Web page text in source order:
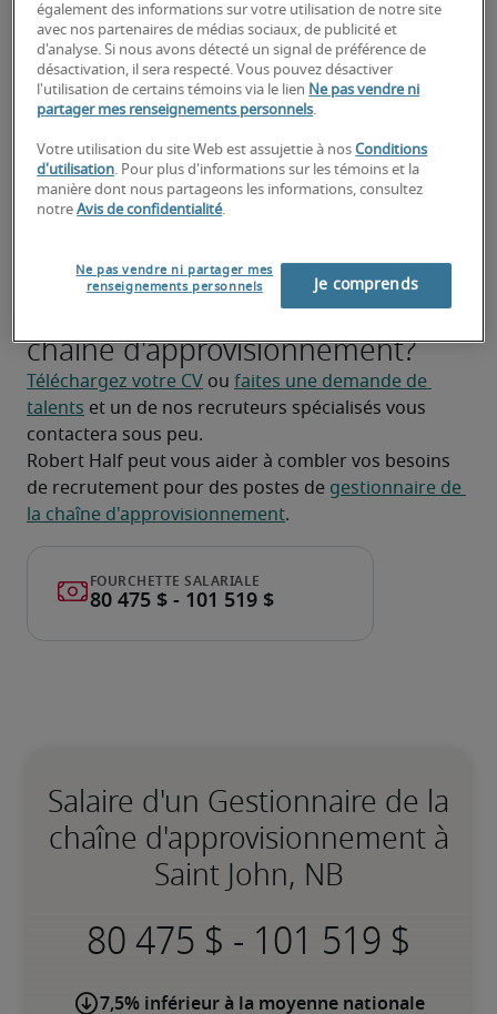
Gérez les niveaux de stock pour équilibrer
l'offre et la demande.
Élaborer des plans d'urgence en cas de
perturbations de la chaîne
À la recherche d'un gestionnaire
d'approvisionnement ou d'un
poste de gestionnaire de la
chaîne d'approvisionnement?
Téléchargez votre CV ou faites une demande de
talents et un de nos recruteurs spécialisés vous
contactera sous peu.
Robert Half peut vous aider à combler vos besoins
de recrutement pour des postes de gestionnaire de
la chaîne d'approvisionnement.
Salaire d'un Gestionnaire de la
chaîne d'approvisionnement à
Saint John, NB
-
7,5% inférieur à la moyenne nationale
également des informations sur votre utilisation de notre site
avec nos partenaires de médias sociaux, de publicité et
d'analyse. Si nous avons détecté un signal de préférence de
désactivation, il sera respecté. Vous pouvez désactiver
l'utilisation de certains témoins via le lien Ne pas vendre ni
partager mes renseignements personnels.
Votre utilisation du site Web est assujettie à nosConditions
d'utilisation. Pour plus d'informations sur les témoins et la
manière dont nous partageons les informations, consultez
notreAvis de confidentialité.
Ne pas vendre ni partager mes
renseignements personnels
Je comprends